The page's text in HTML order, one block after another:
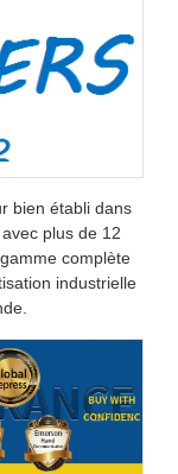
bien établi dans
plus de 12
complète
industrielle